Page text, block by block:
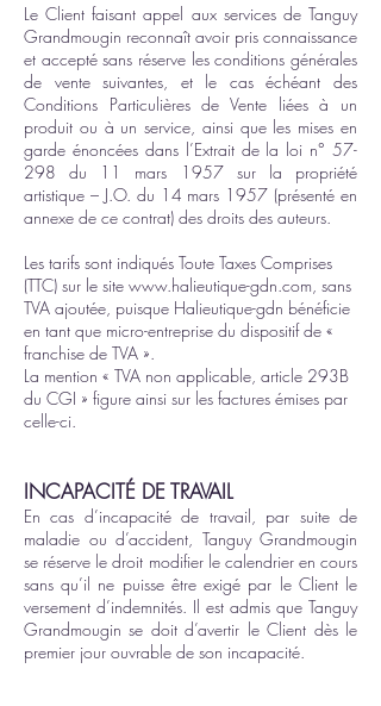
Le Client faisant appel aux services de Tanguy
Grandmougin reconnaît avoir pris connaissance
et accepté sans réserve les conditions générales
de vente suivantes, et le cas échéant des
Conditions Particulières de Vente liées à un
produit ou à un service, ainsi que les mises en
garde énoncées dans l’Extrait de la loi n° 57-
298 du 11 mars 1957 sur la propriété
artistique – J.O. du 14 mars 1957 (présenté en
annexe de ce contrat) des droits des auteurs.
Les tarifs sont indiqués Toute Taxes Comprises
(TTC) sur le site www.halieutique-gdn.com , sans
TVA ajoutée, puisque Halieutique-gdn bénéficie
en tant que micro-entreprise du dispositif de «
franchise de TVA ».
La mention « TVA non applicable, article 293B
du CGI » figure ainsi sur les factures émises par
celle-ci.
INCAPACITÉ DE TRAVAIL
En cas d’incapacité de travail, par suite de
maladie ou d’accident, Tanguy Grandmougin
se réserve le droit modifier le calendrier en cours
sans qu’il ne puisse être exigé par le Client le
versement d’indemnités. Il est admis que Tanguy
Grandmougin se doit d’avertir le Client dès le
premier jour ouvrable de son incapacité.